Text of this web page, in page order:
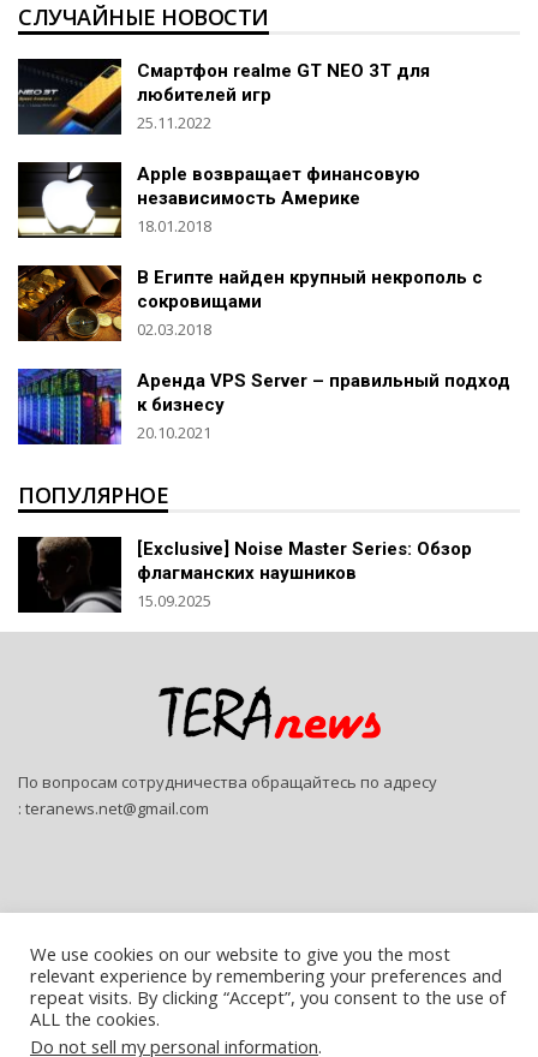
СЛУЧАЙНЫЕ НОВОСТИ
Смартфон realme GT NEO 3T для
любителей игр
25.11.2022
Apple возвращает финансовую
независимость Америке
18.01.2018
В Египте найден крупный некрополь с
сокровищами
02.03.2018
Аренда VPS Server – правильный подход
к бизнесу
20.10.2021
ПОПУЛЯРНОЕ
[Exclusive] Noise Master Series: Обзор
флагманских наушников
15.09.2025
По вопросам сотрудничества обращайтесь по адресу
: teranews.net@gmail.com
© 2026 - Teranews. All Rights Reserved.
We use cookies on our website to give you the most
relevant experience by remembering your preferences and
repeat visits. By clicking “Accept”, you consent to the use of
ALL the cookies.
Do not sell my personal information.